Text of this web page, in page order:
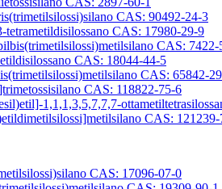
CAS: 90492-24-3
CAS: 17980-29-9
CAS: 7422-
CAS: 18044-44-5
CAS: 65842-
CAS: 118822-75-6
1,1,1,3,5,7,7,7-
CAS: 121239-
CAS: 17096-07-0